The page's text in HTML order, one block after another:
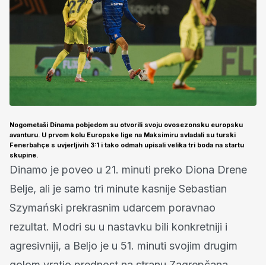
Nogometaši Dinama pobjedom su otvorili svoju ovosezonsku europsku
avanturu. U prvom kolu Europske lige na Maksimiru svladali su turski
Fenerbahçe s uvjerljivih 3:1 i tako odmah upisali velika tri boda na startu
skupine.
Dinamo je poveo u 21. minuti preko Diona Drene
Belje, ali je samo tri minute kasnije Sebastian
Szymański prekrasnim udarcem poravnao
rezultat. Modri su u nastavku bili konkretniji i
agresivniji, a Beljo je u 51. minuti svojim drugim